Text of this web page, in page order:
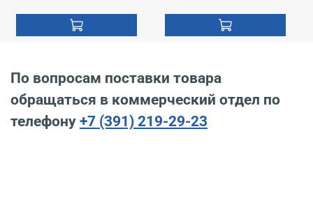
По вопросам поставки товара
обращаться в коммерческий отдел по
телефону +7 (391) 219-29-23